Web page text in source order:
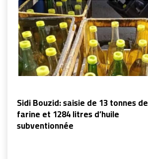
Sidi Bouzid: saisie de 13 tonnes de
farine et 1284 litres d’huile
subventionnée